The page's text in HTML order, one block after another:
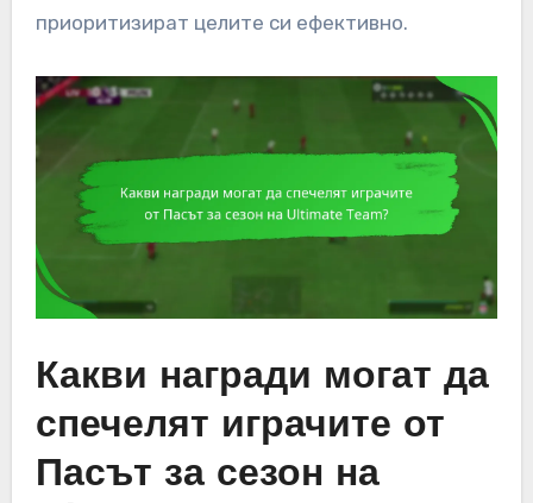
приоритизират целите си ефективно.
Какви награди могат да
спечелят играчите от
Пасът за сезон на